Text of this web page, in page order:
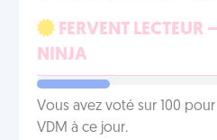
FERVENT
NINJA
Vous avez voté sur 100
VDM à ce jour.